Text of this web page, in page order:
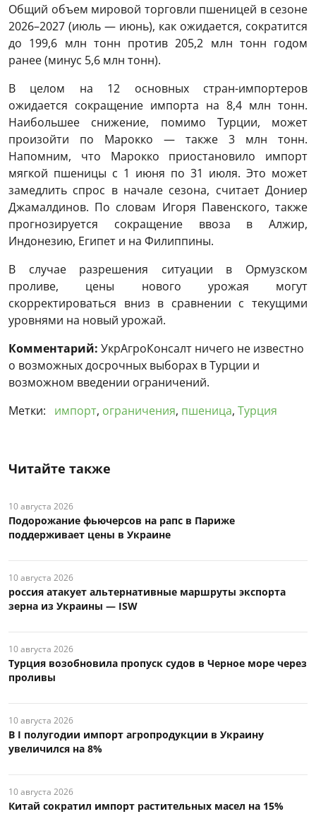
Общий объем мировой торговли пшеницей в сезоне
2026–2027 (июль — июнь), как ожидается, сократится
до 199,6 млн тонн против 205,2 млн тонн годом
ранее (минус 5,6 млн тонн).
В целом на 12 основных стран-импортеров
ожидается сокращение импорта на 8,4 млн тонн.
Наибольшее снижение, помимо Турции, может
произойти по Марокко — также 3 млн тонн.
Напомним, что Марокко приостановило импорт
мягкой пшеницы с 1 июня по 31 июля. Это может
замедлить спрос в начале сезона, считает Дониер
Джамалдинов. По словам Игоря Павенского, также
прогнозируется сокращение ввоза в Алжир,
Индонезию, Египет и на Филиппины.
В случае разрешения ситуации в Ормузском
проливе, цены нового урожая могут
скорректироваться вниз в сравнении с текущими
уровнями на новый урожай.
Комментарий: УкрАгроКонсалт ничего не известно
о возможных досрочных выборах в Турции и
возможном введении ограничений.
Метки:
импорт, ограничения, пшеница, Турция
Читайте также
10 августа 2026
Подорожание фьючерсов на рапс в Париже
поддерживает цены в Украине
10 августа 2026
россия атакует альтернативные маршруты экспорта
зерна из Украины — ISW
10 августа 2026
Турция возобновила пропуск судов в Черное море через
проливы
10 августа 2026
В I полугодии импорт агропродукции в Украину
увеличился на 8%
10 августа 2026
Китай сократил импорт растительных масел на 15%